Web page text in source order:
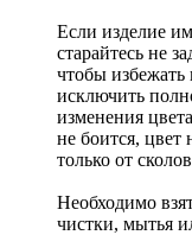
Если изделие
старайтесь не
чтобы
исключить
изменения
не боится, цвет
только от
Необходимо
чистки, мытья